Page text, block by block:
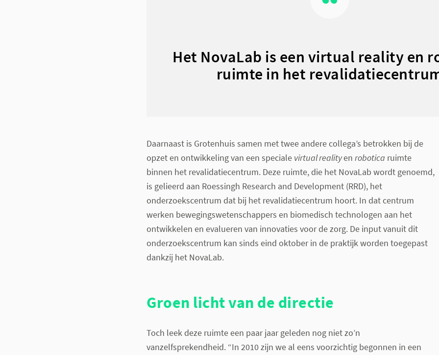
Het NovaLab is een virtual reality en
ruimte in het
Daarnaast is Grotenhuis samen met twee andere collega’s betrokken bij de
opzet en ontwikkeling van een speciale virtual realityen robotica ruimte
binnen het revalidatiecentrum. Deze ruimte, die het NovaLab wordt genoemd,
is gelieerd aan Roessingh Research and Development (RRD), het
onderzoekscentrum dat bij het revalidatiecentrum hoort. In dat centrum
werken bewegingswetenschappers en biomedisch technologen aan het
ontwikkelen en evalueren van innovaties voor de zorg. De input vanuit dit
onderzoekscentrum kan sinds eind oktober in de praktijk worden toegepast
dankzij het NovaLab.
Groen licht van de directie
Toch leek deze ruimte een paar jaar geleden nog niet zo’n
vanzelfsprekendheid. “In 2010 zijn we al eens voorzichtig begonnen in een